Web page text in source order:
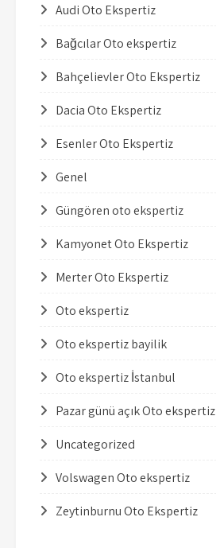
Audi Oto Ekspertiz
Bağcılar Oto ekspertiz
Bahçelievler Oto Ekspertiz
Dacia Oto Ekspertiz
Esenler Oto Ekspertiz
Genel
Güngören oto ekspertiz
Kamyonet Oto Ekspertiz
Merter Oto Ekspertiz
Oto ekspertiz
Oto ekspertiz bayilik
Oto ekspertiz İstanbul
Pazar günü açık Oto ekspertiz
Uncategorized
Volswagen Oto ekspertiz
Zeytinburnu Oto Ekspertiz